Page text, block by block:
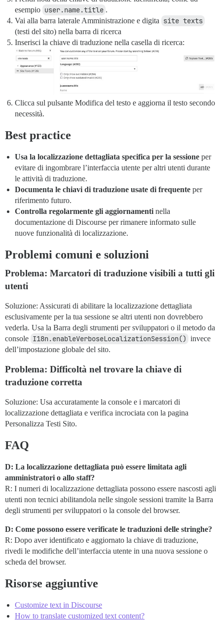
esempio user.name.title .
Vai alla barra laterale Amministrazione e digita site texts
(testi del sito) nella barra di ricerca
Inserisci la chiave di traduzione nella casella di ricerca:
Clicca sul pulsante Modifica del testo e aggiorna il testo secondo
necessità.
Best practice
Usa la localizzazione dettagliata specifica per la sessione per
evitare di ingombrare l’interfaccia utente per altri utenti durante
le attività di traduzione.
Documenta le chiavi di traduzione usate di frequente per
riferimento futuro.
Controlla regolarmente gli aggiornamenti nella
documentazione di Discourse per rimanere informato sulle
nuove funzionalità di localizzazione.
Problemi comuni e soluzioni
Problema: Marcatori di traduzione visibili a tutti gli
utenti
Soluzione: Assicurati di abilitare la localizzazione dettagliata
esclusivamente per la tua sessione se altri utenti non dovrebbero
vederla. Usa la Barra degli strumenti per sviluppatori o il metodo da
console I18n.enableVerboseLocalizationSession() invece
dell’impostazione globale del sito.
Problema: Difficoltà nel trovare la chiave di
traduzione corretta
Soluzione: Usa accuratamente la console e i marcatori di
localizzazione dettagliata e verifica incrociata con la pagina
Personalizza Testi Sito.
FAQ
D: La localizzazione dettagliata può essere limitata agli
amministratori o allo staff?
R: I numeri di localizzazione dettagliata possono essere nascosti agli
utenti non tecnici abilitandola nelle singole sessioni tramite la Barra
degli strumenti per sviluppatori o la console del browser.
D: Come possono essere verificate le traduzioni delle stringhe?
R: Dopo aver identificato e aggiornato la chiave di traduzione,
rivedi le modifiche dell’interfaccia utente in una nuova sessione o
scheda del browser.
Risorse aggiuntive
Customize text in Discourse
How to translate customized text content?